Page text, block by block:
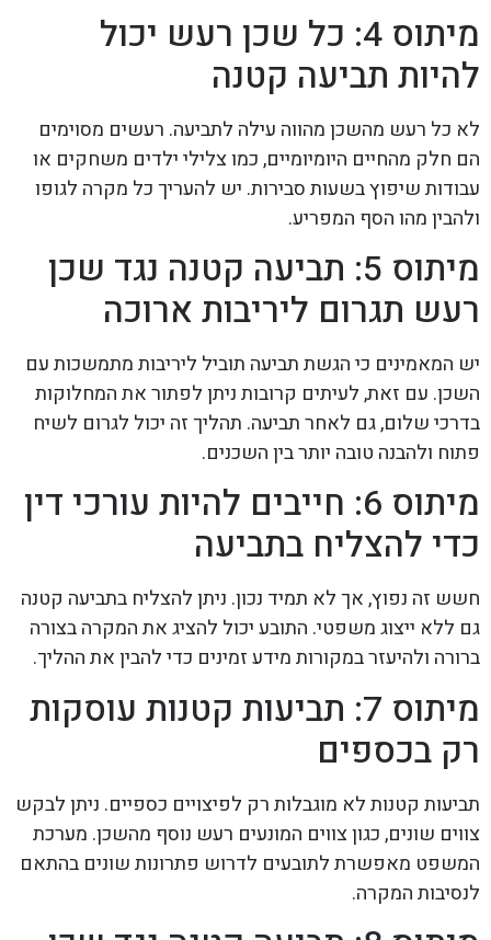
מיתוס 4: כל שכן רעש יכול
להיות תביעה קטנה
לא כל רעש מהשכן מהווה עילה לתביעה. רעשים מסוימים
הם חלק מהחיים היומיומיים, כמו צלילי ילדים משחקים או
עבודות שיפוץ בשעות סבירות. יש להעריך כל מקרה לגופו
ולהבין מהו הסף המפריע.
מיתוס 5: תביעה קטנה נגד שכן
רעש תגרום ליריבות ארוכה
יש המאמינים כי הגשת תביעה תוביל ליריבות מתמשכות עם
השכן. עם זאת, לעיתים קרובות ניתן לפתור את המחלוקות
בדרכי שלום, גם לאחר תביעה. תהליך זה יכול לגרום לשיח
פתוח ולהבנה טובה יותר בין השכנים.
מיתוס 6: חייבים להיות עורכי דין
כדי להצליח בתביעה
חשש זה נפוץ, אך לא תמיד נכון. ניתן להצליח בתביעה קטנה
גם ללא ייצוג משפטי. התובע יכול להציג את המקרה בצורה
ברורה ולהיעזר במקורות מידע זמינים כדי להבין את ההליך.
מיתוס 7: תביעות קטנות עוסקות
רק בכספים
תביעות קטנות לא מוגבלות רק לפיצויים כספיים. ניתן לבקש
צווים שונים, כגון צווים המונעים רעש נוסף מהשכן. מערכת
המשפט מאפשרת לתובעים לדרוש פתרונות שונים בהתאם
לנסיבות המקרה.